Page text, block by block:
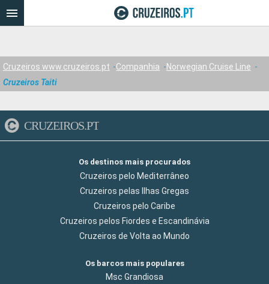
Cruzeiros www.cruzeiros.pt Companhia
Norwegian Cruise Line
Cruzeiros Taiti
CRUZEIROS.PT
Os destinos mais procurados
Cruzeiros pelo Mediterrâneo
Cruzeiros pelas Ilhas Gregas
Cruzeiros pelo Caribe
Cruzeiros pelos Fiordes e Escandinávia
Cruzeiros de Volta ao Mundo
Os barcos mais populares
Msc Grandiosa